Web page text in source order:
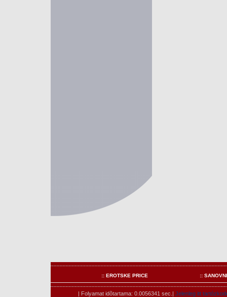
:: EROTSKE PRICE ::
| Folyamat idõtartama: 0.0056341 sec.| Jelenleg itt